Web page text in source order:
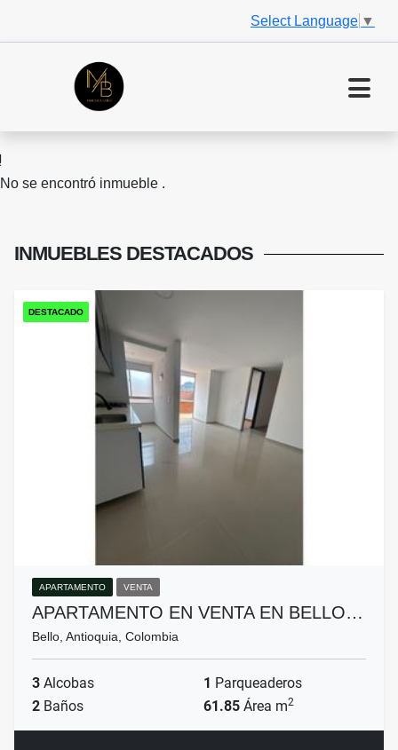
Select Language ▼
No se encontró inmueble .
INMUEBLES DESTACADOS
DESTACADO
APARTAMENTO VENTA
APARTAMENTO EN VENTA EN BELLO…
Bello, Antioquia, Colombia
3 Alcobas 1 Parqueaderos
2 Baños 61.85 Área m2